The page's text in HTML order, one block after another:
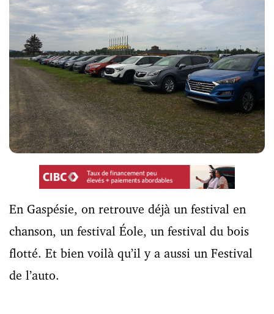
En Gaspésie, on retrouve déjà un festival en
chanson, un festival Éole, un festival du bois
flotté. Et bien voilà qu’il y a aussi un Festival
de l’auto.